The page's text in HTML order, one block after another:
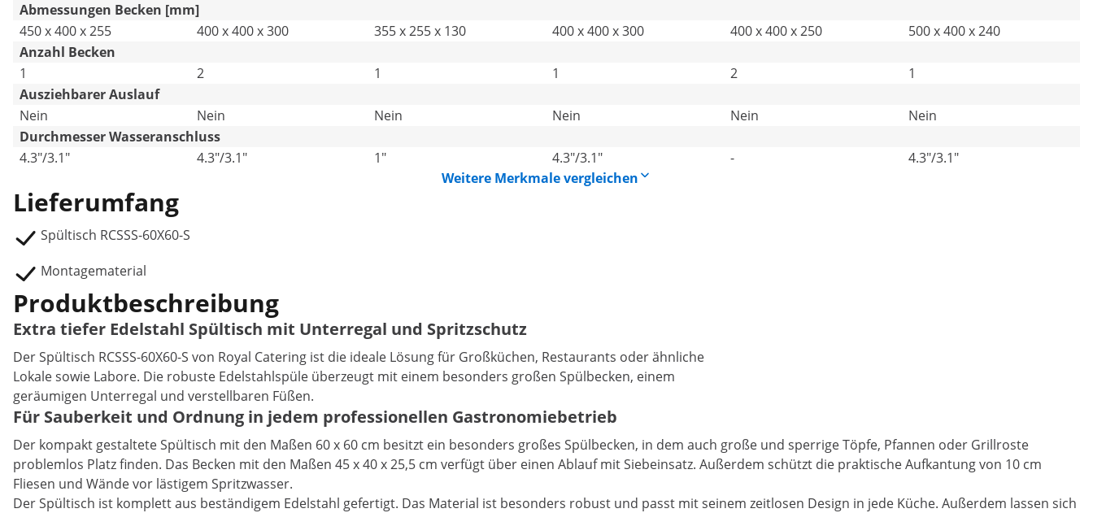
Abmessungen Becken [mm]
450 x 400 x 255
400 x 400 x 300 355 x 255 x 130 400 x 400 x 300 400 x 400 x 250
500 x 400 x 240
Anzahl Becken
1
2 1 1 2
1
Ausziehbarer Auslauf
Nein
Nein Nein Nein Nein
Nein
Durchmesser Wasseranschluss
4.3"/3.1"
4.3"/3.1" 1" 4.3"/3.1" -
4.3"/3.1"
Weitere Merkmale vergleichen
Lieferumfang
Spültisch RCSSS-60X60-S
Montagematerial
Produktbeschreibung
Extra tiefer Edelstahl Spültisch mit Unterregal und Spritzschutz
Der Spültisch RCSSS-60X60-S von Royal Catering ist die ideale Lösung für Großküchen, Restaurants oder ähnliche
Lokale sowie Labore. Die robuste Edelstahlspüle überzeugt mit einem besonders großen Spülbecken, einem
geräumigen Unterregal und verstellbaren Füßen.
Für Sauberkeit und Ordnung in jedem professionellen Gastronomiebetrieb
Der kompakt gestaltete Spültisch mit den Maßen 60 x 60 cm besitzt ein besonders großes Spülbecken, in dem auch große und sperrige Töpfe, Pfannen oder Grillroste
problemlos Platz finden. Das Becken mit den Maßen 45 x 40 x 25,5 cm verfügt über einen Ablauf mit Siebeinsatz. Außerdem schützt die praktische Aufkantung von 10 cm
Fliesen und Wände vor lästigem Spritzwasser.
Der Spültisch ist komplett aus beständigem Edelstahl gefertigt. Das Material ist besonders robust und passt mit seinem zeitlosen Design in jede Küche. Außerdem lassen sich